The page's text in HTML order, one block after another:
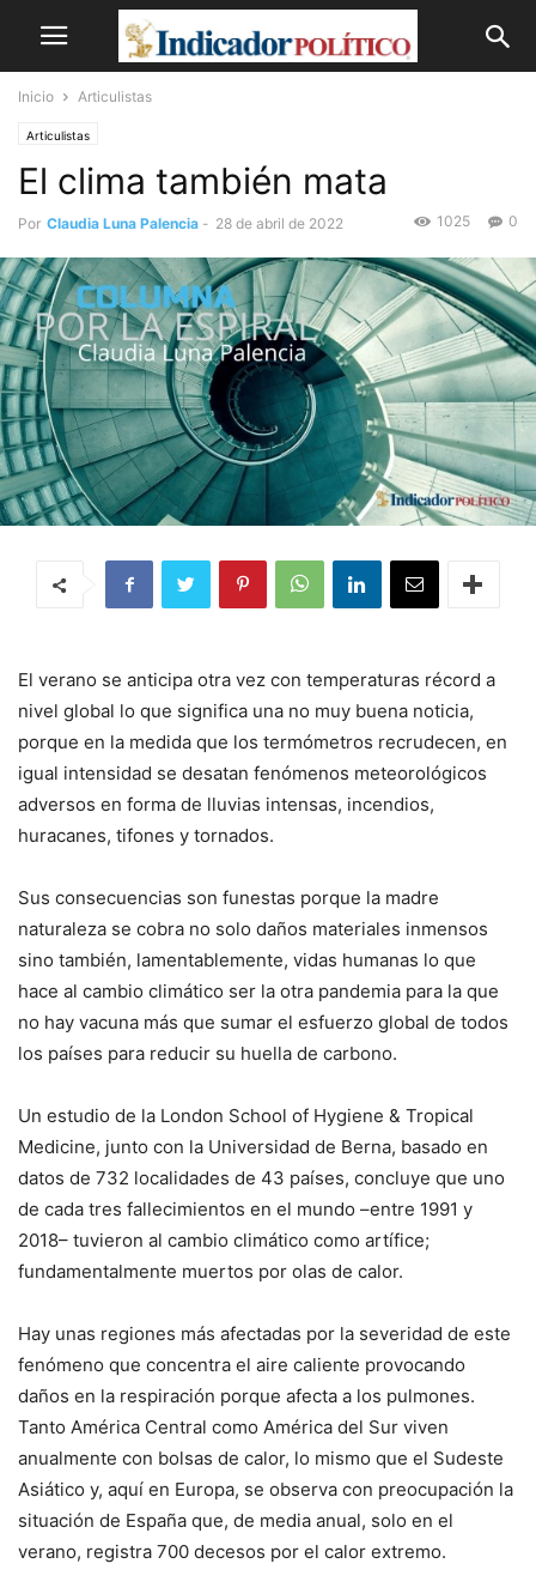
Inicio Articulistas
Articulistas
El clima también mata
Por Claudia Luna Palencia - 28 de abril de 2022 0
1025
El verano se anticipa otra vez con temperaturas récord a
nivel global lo que significa una no muy buena noticia,
porque en la medida que los termómetros recrudecen, en
igual intensidad se desatan fenómenos meteorológicos
adversos en forma de lluvias intensas, incendios,
huracanes, tifones y tornados.
Sus consecuencias son funestas porque la madre
naturaleza se cobra no solo daños materiales inmensos
sino también, lamentablemente, vidas humanas lo que
hace al cambio climático ser la otra pandemia para la que
no hay vacuna más que sumar el esfuerzo global de todos
los países para reducir su huella de carbono.
Un estudio de la London School of Hygiene & Tropical
Medicine, junto con la Universidad de Berna, basado en
datos de 732 localidades de 43 países, concluye que uno
de cada tres fallecimientos en el mundo –entre 1991 y
2018– tuvieron al cambio climático como artífice;
fundamentalmente muertos por olas de calor.
Hay unas regiones más afectadas por la severidad de este
fenómeno que concentra el aire caliente provocando
daños en la respiración porque afecta a los pulmones.
Tanto América Central como América del Sur viven
anualmente con bolsas de calor, lo mismo que el Sudeste
Asiático y, aquí en Europa, se observa con preocupación la
situación de España que, de media anual, solo en el
verano, registra 700 decesos por el calor extremo.